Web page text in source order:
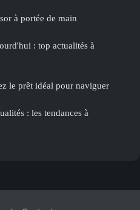
à portée de main
: top actualités à
le prêt idéal pour naviguer
: les tendances à